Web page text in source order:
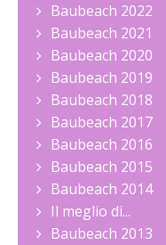
Baubeach 2022
Baubeach 2021
Baubeach 2020
Baubeach 2019
Baubeach 2018
Baubeach 2017
Baubeach 2016
Baubeach 2015
Baubeach 2014
Il meglio di...
Baubeach 2013